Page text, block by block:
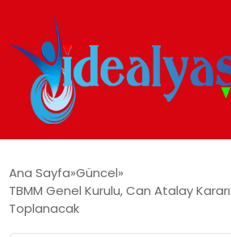
GÜNDEM
Ana Sayfa Güncel
TBMM Genel Kurulu, Can Atalay
Toplanacak